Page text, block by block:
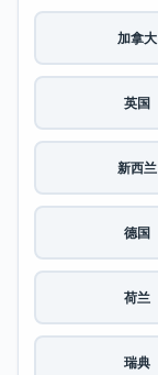
加拿大
英国
新西兰
德国
荷兰
瑞典